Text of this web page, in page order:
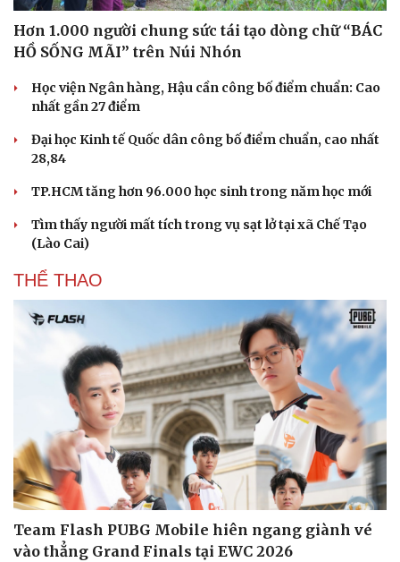
Du lịch
Tư vấn
check-in
Podcast
Cửa sổ tình yêu
Kể chuyện cho bé
Hạt giống tâm hồn
Hơn 1.000 người chung sức tái tạo dòng chữ “BÁC
HỒ SỐNG MÃI” trên Núi Nhón
Học viện Ngân hàng, Hậu cần công bố điểm chuẩn: Cao
nhất gần 27 điểm
Đại học Kinh tế Quốc dân công bố điểm chuẩn, cao nhất
28,84
TP.HCM tăng hơn 96.000 học sinh trong năm học mới
Tìm thấy người mất tích trong vụ sạt lở tại xã Chế Tạo
(Lào Cai)
THỂ THAO
Team Flash PUBG Mobile hiên ngang giành vé
vào thẳng Grand Finals tại EWC 2026